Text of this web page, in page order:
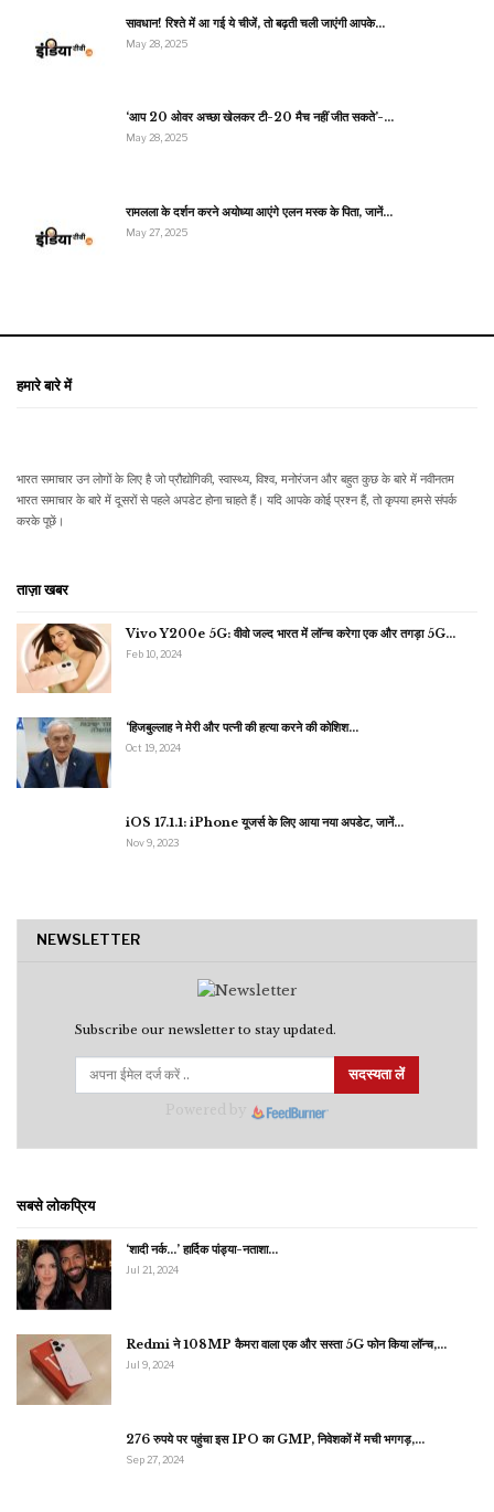
सावधान! रिश्ते में आ गई ये चीजें, तो बढ़ती चली जाएंगी आपके…
May 28, 2025
‘आप 20 ओवर अच्छा खेलकर टी-20 मैच नहीं जीत सकते’-…
May 28, 2025
रामलला के दर्शन करने अयोध्या आएंगे एलन मस्क के पिता, जानें…
May 27, 2025
हमारे बारे में
भारत समाचार उन लोगों के लिए है जो प्रौद्योगिकी, स्वास्थ्य, विश्व, मनोरंजन और बहुत कुछ के बारे में नवीनतम
भारत समाचार के बारे में दूसरों से पहले अपडेट होना चाहते हैं। यदि आपके कोई प्रश्न हैं, तो कृपया हमसे संपर्क
करके पूछें।
ताज़ा खबर
Vivo Y200e 5G: वीवो जल्द भारत में लॉन्च करेगा एक और तगड़ा 5G…
Feb 10, 2024
‘हिजबुल्लाह ने मेरी और पत्नी की हत्या करने की कोशिश…
Oct 19, 2024
iOS 17.1.1: iPhone यूजर्स के लिए आया नया अपडेट, जानें…
Nov 9, 2023
NEWSLETTER
Subscribe our newsletter to stay updated.
सदस्यता लें
सबसे लोकप्रिय
‘शादी नर्क…’ हार्दिक पांड्या-नताशा…
Jul 21, 2024
Redmi ने 108MP कैमरा वाला एक और सस्ता 5G फोन किया लॉन्च,…
Jul 9, 2024
276 रुपये पर पहुंचा इस IPO का GMP, निवेशकों में मची भगगड़,…
Sep 27, 2024